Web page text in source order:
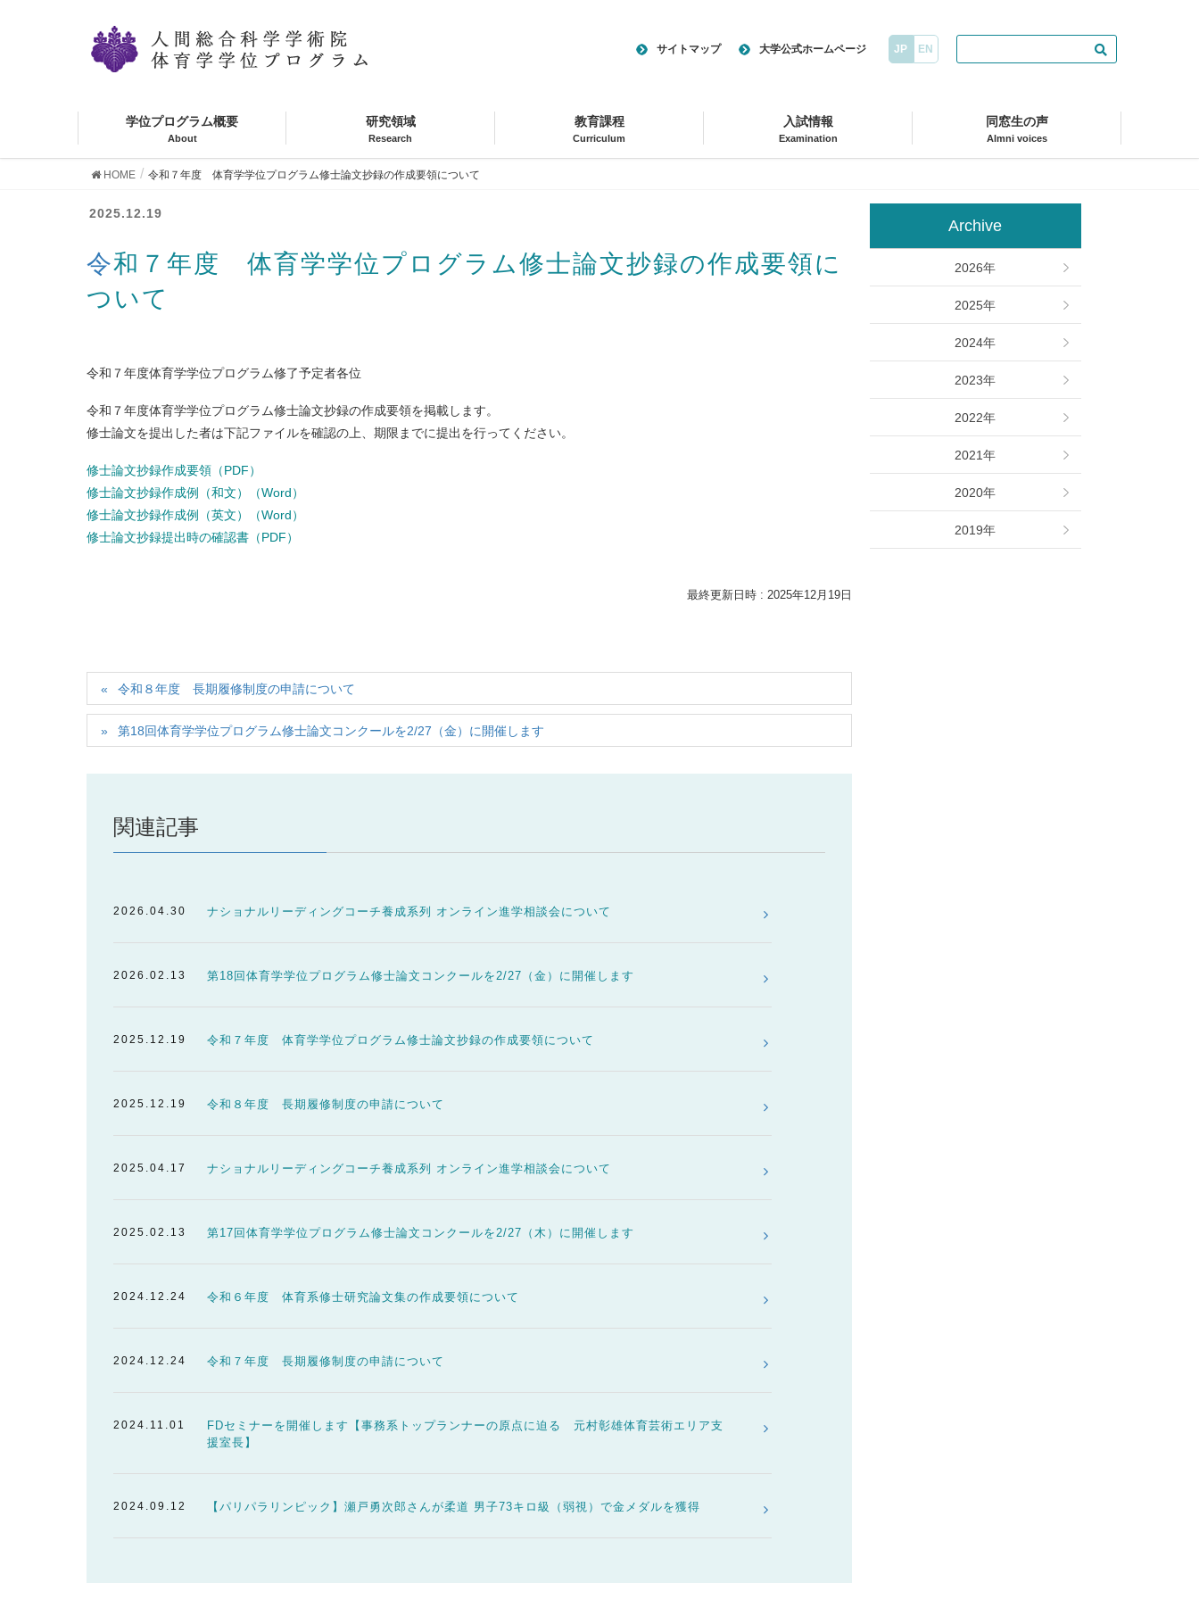
サイトマップ 大学公式ホームページ
学位プログラム概要
About
研究領域
Research
教育課程
Curriculum
入試情報
Examination
同窓生の声
Almni voices
NEWS
HOME 令和７年度 体育学学位プログラム修士論文抄録の作成要領について
2025.12.19
令和７年度 体育学学位プログラム修士論文抄録の作成要領に
ついて
令和７年度体育学学位プログラム修了予定者各位
令和７年度体育学学位プログラム修士論文抄録の作成要領を掲載します。
修士論文を提出した者は下記ファイルを確認の上、期限までに提出を行ってください。
修士論文抄録作成要領（PDF）
修士論文抄録作成例（和文）（Word）
修士論文抄録作成例（英文）（Word）
修士論文抄録提出時の確認書（PDF）
最終更新日時 : 2025年12月19日
令和８年度 長期履修制度の申請について
第18回体育学学位プログラム修士論文コンクールを2/27（金）に開催します
関連記事
2026.04.30 ナショナルリーディングコーチ養成系列 オンライン進学相談会について
2026.02.13 第18回体育学学位プログラム修士論文コンクールを2/27（金）に開催します
2025.12.19 令和７年度 体育学学位プログラム修士論文抄録の作成要領について
2025.12.19 令和８年度 長期履修制度の申請について
2025.04.17 ナショナルリーディングコーチ養成系列 オンライン進学相談会について
2025.02.13 第17回体育学学位プログラム修士論文コンクールを2/27（木）に開催します
2024.12.24 令和６年度 体育系修士研究論文集の作成要領について
2024.12.24 令和７年度 長期履修制度の申請について
2024.11.01
FDセミナーを開催します【事務系トップランナーの原点に迫る 元村彰雄体育芸術エリア支
援室長】
2024.09.12 【パリパラリンピック】瀬戸勇次郎さんが柔道 男子73キロ級（弱視）で金メダルを獲得
Archive
2026年
2025年
2024年
2023年
2022年
2021年
2020年
2019年